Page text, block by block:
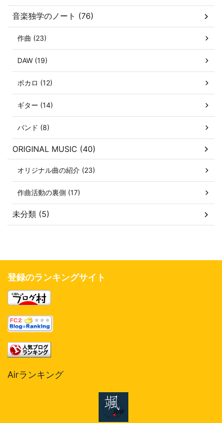
音楽独学のノート (76)
作曲 (23)
DAW (19)
ボカロ (12)
ギター (14)
バンド (8)
ORIGINAL MUSIC (40)
オリジナル曲の紹介 (23)
作曲活動の裏側 (17)
未分類 (5)
登録のランキングサイト
Airランキング